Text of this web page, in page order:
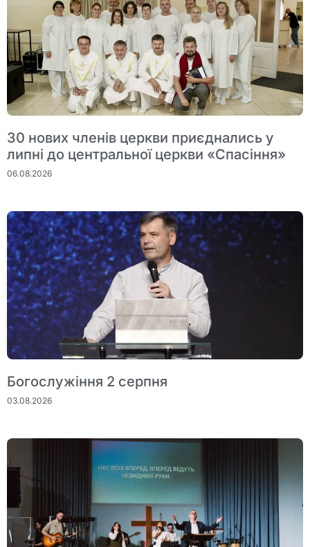
30 нових членів церкви приєднались у
липні до центральної церкви «Спасіння»
06.08.2026
Богослужіння 2 серпня
03.08.2026